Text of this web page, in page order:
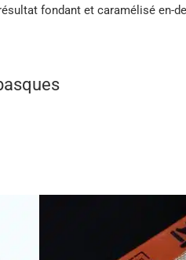
fondant et caramélisé en-